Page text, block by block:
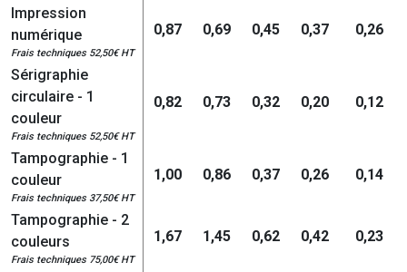
Impression
numérique
Frais techniques 52,50€ HT
0,87 0,69 0,45 0,37 0,26
Sérigraphie
circulaire - 1
couleur
Frais techniques 52,50€ HT
0,82 0,73 0,32 0,20 0,12
Tampographie - 1
couleur
Frais techniques 37,50€ HT
1,00 0,86 0,37 0,26 0,14
Tampographie - 2
couleurs
Frais techniques 75,00€ HT
1,67 1,45 0,62 0,42 0,23